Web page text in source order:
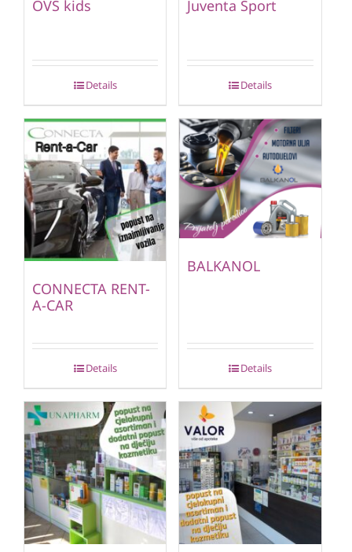
OVS kids
Details
Juventa Sport
Details
CONNECTA RENT-
A-CAR
Details
BALKANOL
Details